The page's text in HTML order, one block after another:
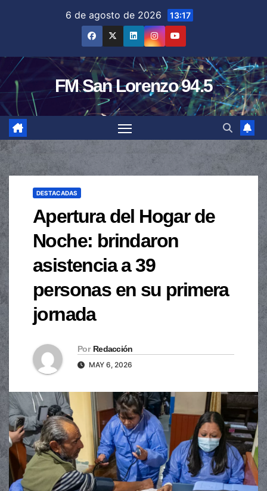
6 de agosto de 2026 13:17
FM San Lorenzo 94.5
DESTACADAS
Apertura del Hogar de
Noche: brindaron
asistencia a 39
personas en su primera
jornada
Por Redacción
MAY 6, 2026